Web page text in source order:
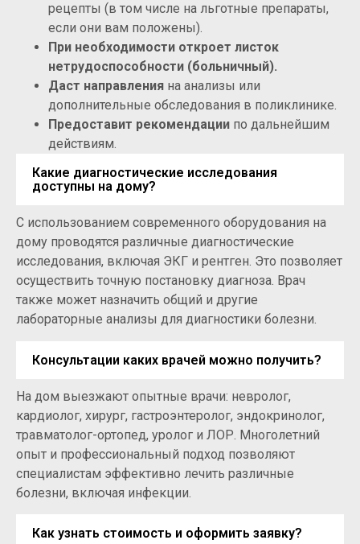
рецепты (в том числе на льготные препараты,
если они вам положены).
При необходимости откроет листок
нетрудоспособности (больничный).
Даст направления на анализы или
дополнительные обследования в поликлинике.
Предоставит рекомендации по дальнейшим
действиям.
Какие диагностические исследования
доступны на дому?
С использованием современного оборудования на
дому проводятся различные диагностические
исследования, включая ЭКГ и рентген. Это позволяет
осуществить точную постановку диагноза. Врач
также может назначить общий и другие
лабораторные анализы для диагностики болезни.
Консультации каких врачей можно получить?
На дом выезжают опытные врачи: невролог,
кардиолог, хирург, гастроэнтеролог, эндокринолог,
травматолог-ортопед, уролог и ЛОР. Многолетний
опыт и профессиональный подход позволяют
специалистам эффективно лечить различные
болезни, включая инфекции.
Как узнать стоимость и оформить заявку?